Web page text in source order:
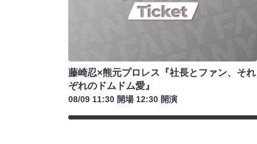
藤崎忍×熊元プロレス『社長とファン、それ
ぞれのドムドム愛』
08/09 11:30 開場 12:30 開演